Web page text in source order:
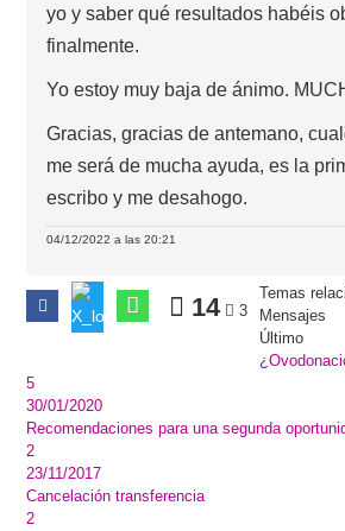
yo y saber qué resultados habéis
finalmente.
Yo estoy muy baja de ánimo.
Gracias, gracias de antemano,
me será de mucha ayuda, es la
escribo y me desahogo.
04/12/2022 a las 20:21
14 3
Temas
Mensajes
Último
5
30/01/2020
Recomendaciones para una segunda
2
23/11/2017
Cancelación transferencia
2